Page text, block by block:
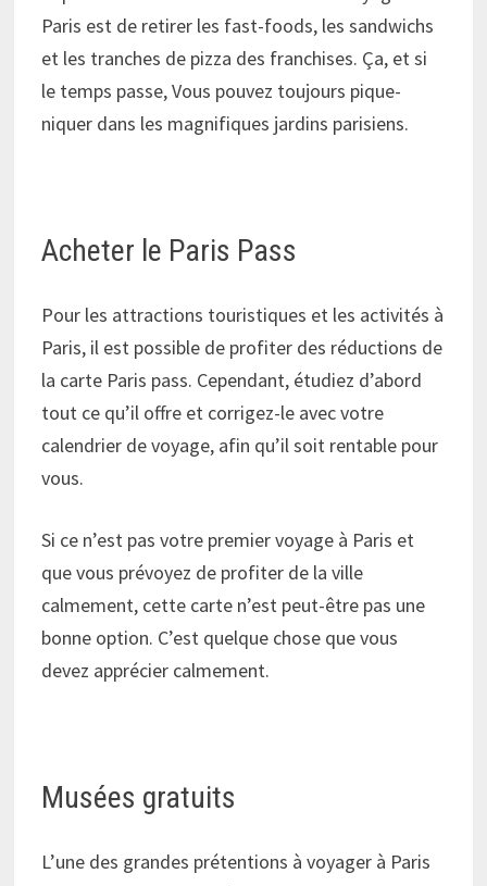
Paris est de retirer les fast-foods, les sandwichs
et les tranches de pizza des franchises. Ça, et si
le temps passe, Vous pouvez toujours pique-
niquer dans les magnifiques jardins parisiens.
Acheter le Paris Pass
Pour les attractions touristiques et les activités à
Paris, il est possible de profiter des réductions de
la carte Paris pass. Cependant, étudiez d’abord
tout ce qu’il offre et corrigez-le avec votre
calendrier de voyage, afin qu’il soit rentable pour
vous.
Si ce n’est pas votre premier voyage à Paris et
que vous prévoyez de profiter de la ville
calmement, cette carte n’est peut-être pas une
bonne option. C’est quelque chose que vous
devez apprécier calmement.
Musées gratuits
L’une des grandes prétentions à voyager à Paris